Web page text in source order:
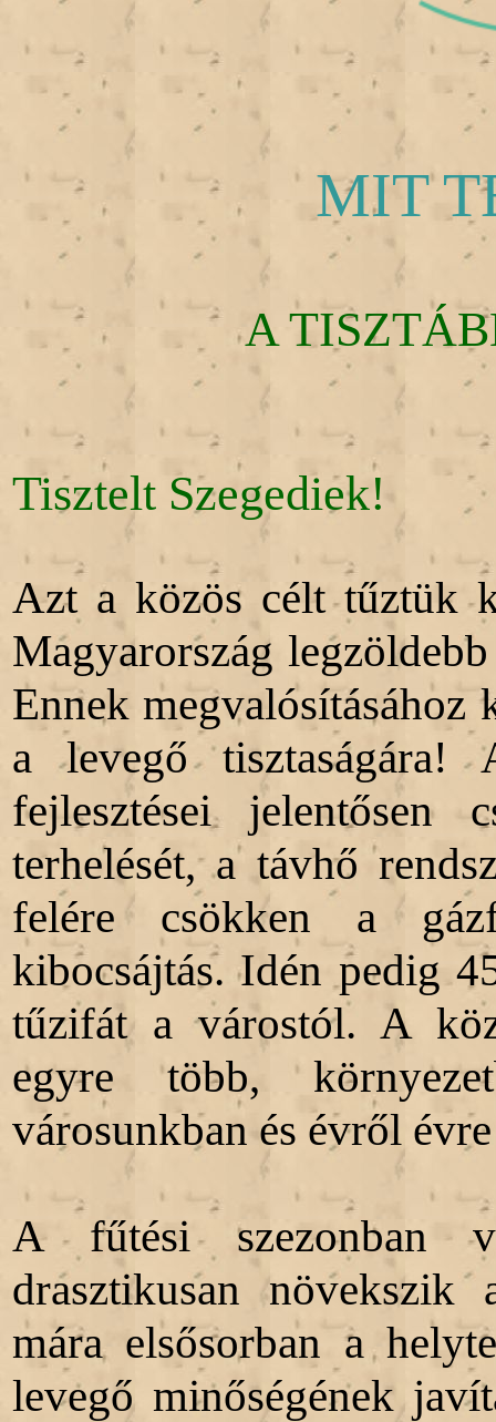
MIT
A
Tisztelt Szegediek!
Azt a közös célt tűztük
Magyarország
Ennek
a levegő tisztaságára!
fejlesztései jelentősen
terhelését, a távhő
felére csökken a
kibocsájtás. Idén pedig
tűzifát a várostól. A
egyre több,
városunkban és évről
A fűtési szezonban
drasztikusan növekszik
mára elsősorban a
levegő minőségének